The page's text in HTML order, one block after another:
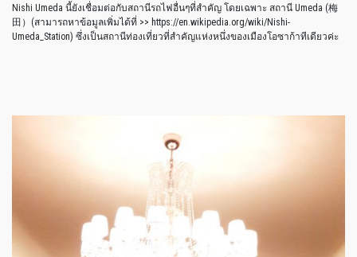
Nishi Umeda นี้ยังเชื่อมต่อกับสถานีรถไฟอื่นๆที่สำคัญ โดยเฉพาะ สถานี Umeda (梅
田）(สามารถหาข้อมูลเพิ่มได้ที่ >> https://en.wikipedia.org/wiki/Nishi-
Umeda_Station) ซึ่งเป็นสถานีท่องเที่ยวที่สำคัญแห่งหนึ่งของเมืองโอซาก้าทีเดียวค่ะ